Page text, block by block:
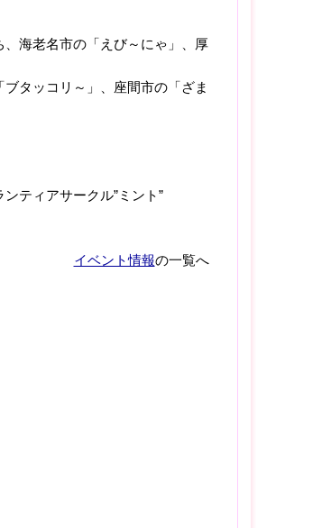
老名市の「えび～にゃ」、厚
ッコリ～」、座間市の「ざま
ティアサークル”ミント”
イベント情報の一覧へ